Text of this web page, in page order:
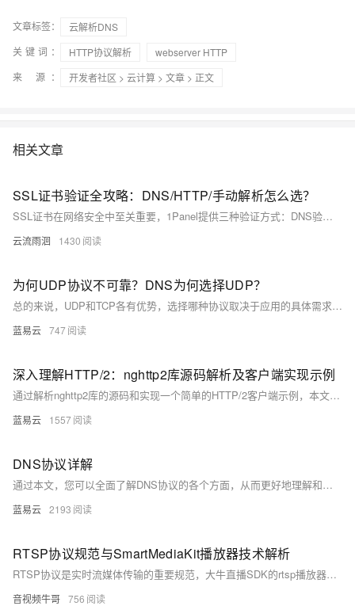
文章标签：
云解析DNS
关键词：
HTTP协议解析
webserver HTTP
来 源：
开发者社区 > 云计算 > 文章 > 正文
相关文章
SSL证书验证全攻略：DNS/HTTP/手动解析怎么选？
SSL证书在网络安全中至关重要，1Panel提供三种验证方式：DNS验证、HTTP验证和手动解析。DNS验证便捷，适合CDN网站；HTTP验证快速，需服务器在线；手动解析灵活，但操作复杂。根据需求选择合适确认方式，定期检查证书状态。
云流雨洄 1430
为何UDP协议不可靠？DNS为何选择UDP？
总的来说，UDP和TCP各有优势，选择哪种协议取决于应用的具体需求。UDP可能不如TCP可靠，但其简单、快速的特性使其在某些场景下成为更好的选择。而DNS就是这样的一个例子，它利用了UDP的优势，以实现快速、高效的名字解析服务。
蓝易云 747
深入理解HTTP/2：nghttp2库源码解析及客户端实现示例
通过解析nghttp2库的源码和实现一个简单的HTTP/2客户端示例，本文详细介绍了HTTP/2的关键特性和nghttp2的核心实现。了解这些内容可以帮助开发者更好地理解HTTP/2协议，提高Web应用的性能和用户体验。对于实际开发中的应用，可以根据需要进一步优化和扩展代码，以满足具体需求。
蓝易云 1557
DNS协议详解
通过本文，您可以全面了解DNS协议的各个方面，从而更好地理解和应用这一重要的互联网基础服务。
蓝易云 2193
RTSP协议规范与SmartMediaKit播放器技术解析
RTSP协议是实时流媒体传输的重要规范，大牛直播SDK的rtsp播放器基于此构建，具备跨平台支持、超低延迟（100-300ms）、多实例播放、高效资源利用、音视频同步等优势。它广泛应用于安防监控、远程教学等领域，提供实时录像、快照等功能，优化网络传输与解码效率，并通过事件回调机制保障稳定性。作为高性能解决方案，它推动了实时流媒体技术的发展。
音视频牛哥 756